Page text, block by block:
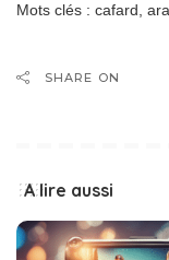
SHARE ON
A lire aussi